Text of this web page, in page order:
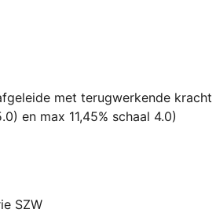
met terugwerkende
en max 11,45% schaal 4.0)
SZW